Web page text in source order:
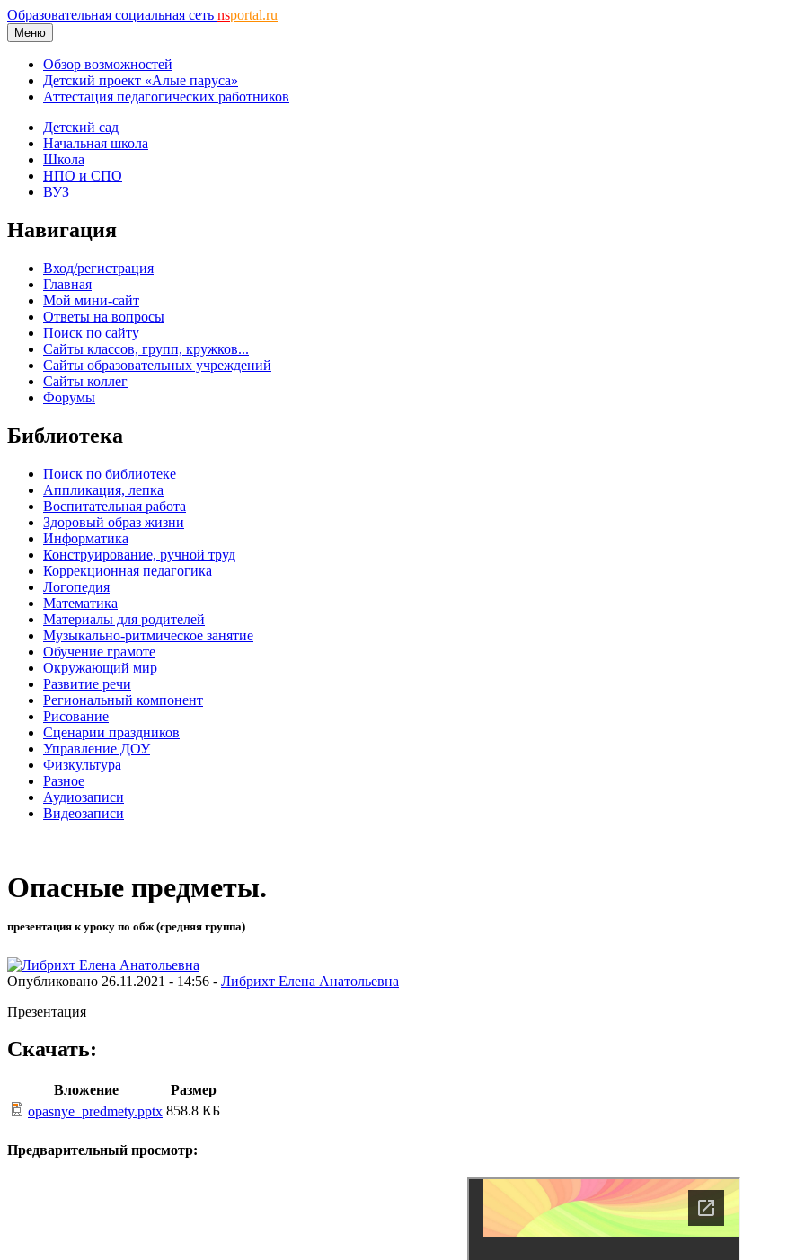
Образовательная социальная сеть nsportal.ru
Меню
Обзор возможностей
Детский проект «Алые паруса»
Аттестация педагогических работников
Детский сад
Начальная школа
Школа
НПО и СПО
ВУЗ
Навигация
Вход/регистрация
Главная
Мой мини-сайт
Ответы на вопросы
Поиск по сайту
Сайты классов, групп, кружков...
Сайты образовательных учреждений
Сайты коллег
Форумы
Библиотека
Поиск по библиотеке
Аппликация, лепка
Воспитательная работа
Здоровый образ жизни
Информатика
Конструирование, ручной труд
Коррекционная педагогика
Логопедия
Математика
Материалы для родителей
Музыкально-ритмическое занятие
Обучение грамоте
Окружающий мир
Развитие речи
Региональный компонент
Рисование
Сценарии праздников
Управление ДОУ
Физкультура
Разное
Аудиозаписи
Видеозаписи
Опасные предметы.
презентация к уроку по обж (средняя группа)
Опубликовано 26.11.2021 - 14:56 - Либрихт Елена Анатольевна
Презентация
Скачать:
Вложение
Размер
opasnye_predmety.pptx 858.8 КБ
Предварительный просмотр: